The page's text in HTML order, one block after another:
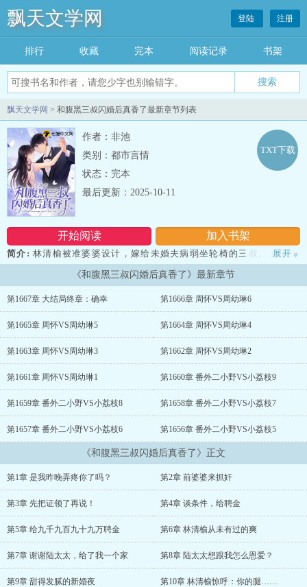
飘天文学网 登陆 注册
排行 收藏 完本 阅读记录 书架
飘天文学网 > 和腹黑三叔闪婚后真香了最新章节列表
作者：非池
类别：都市言情
状态：完本
开始阅读 加入书架
TXT下载
最后更新：2025-10-11
简介: 林清榆被准婆婆设计，嫁给未婚夫病弱坐轮椅的三叔。 原以为
婚后一定过得水深火热，谁知道对方又送房子又送地皮，还把她宠上
天。 唯一不好的是，这老公动不动就咳得一副要归西的模样。 直到某
天，林清榆发现了这位觊觎自己已久病弱老公的秘密。 林清榆冷
牙：“腿不是瘸的吗？” 陆勋冒冷汗：“为了咱孩子不被嘲笑，我请名
医医治好了。” 林清榆气炸：“陆勋，你到底还有哪句是真话！” 噗通
一声，陆勋熟练跪在键盘上：“老婆，别气，打我就是了。千错万错都
是我的错，别伤了胎气。” 曾经被陆三爷虐到怀疑人生的人：您要是
被绑架了，就眨眨眼！...
展开 »
《和腹黑三叔闪婚后真香了》最新章节
第1667章 大结局终章：确幸 第1666章 周怀VS周幼琳6
第1665章 周怀VS周幼琳5 第1664章 周怀VS周幼琳4
第1663章 周怀VS周幼琳3 第1662章 周怀VS周幼琳2
第1661章 周怀VS周幼琳1 第1660章 番外二小野VS小荔枝9
第1659章 番外二小野VS小荔枝8 第1658章 番外二小野VS小荔枝7
第1657章 番外二小野VS小荔枝6 第1656章 番外二小野VS小荔枝5
《和腹黑三叔闪婚后真香了》正文
第1章 是我昨晚弄疼你了吗？ 第2章 前婆婆来抓奸
第3章 先把证领了再说！ 第4章 谈条件，给聘金
第5章 给九千九百九十九万聘金 第6章 林清榆从未有过的爽
第7章 谢谢陆太太，给了我一个家 第8章 陆太太想跟我怎么恩爱？
第9章 甜得发腻的新婚夜 第10章 林清榆惊呼：你的腿……